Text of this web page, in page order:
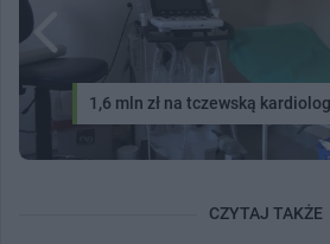
1,6 mln zł na tczewską
CZYTAJ TAKŻE